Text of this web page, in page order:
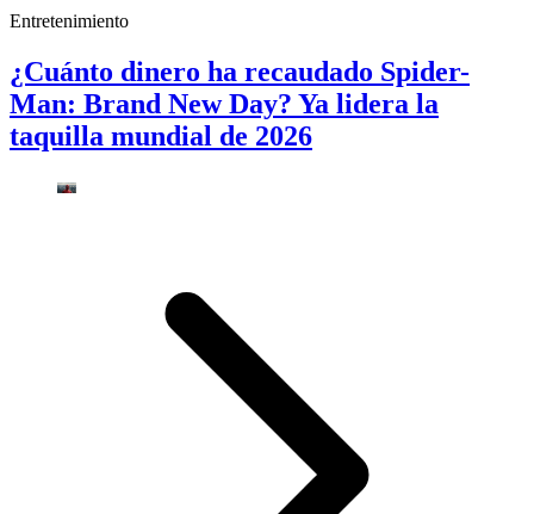
Entretenimiento
¿Cuánto dinero ha recaudado Spider-
Man: Brand New Day? Ya lidera la
taquilla mundial de 2026